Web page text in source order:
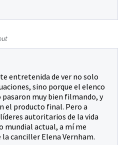
entretenida de ver no solo
sino porque el elenco
muy bien filmando, y
el producto final. Pero a
autoritarios de la vida
mundial actual, a mí me
canciller Elena Vernham.